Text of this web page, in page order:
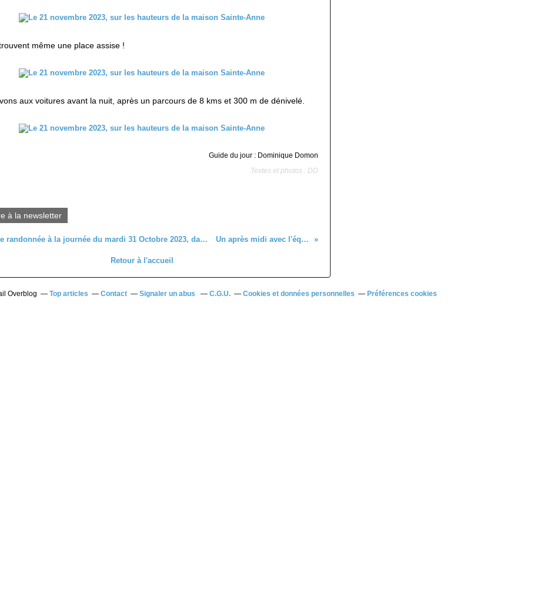
même une place assise !
aux voitures avant la nuit, après un parcours de 8 kms et 300 m de dénivelé.
Guide du jour : Dominique Domon
Textes et photos : DD
à la newsletter
Dernière randonnée à la journée du mardi 31 Octobre 2023, dans la vallée de Masevaux... Un après midi avec l'équipe sentiers
Retour à l'accueil
Overblog Top articles Contact Signaler un abus C.G.U. Cookies et données personnelles Préférences cookies